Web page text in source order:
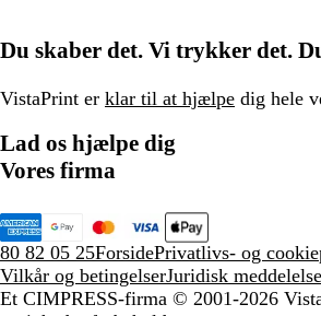
Du skaber det. Vi trykker det.
VistaPrint er klar til at hjælpe dig hele
Lad os hjælpe dig
Vores firma
80 82 05 25ForsidePrivatlivs- og
Vilkår og betingelserJuridisk meddelelse
Et CIMPRESS-firma © 2001-2026